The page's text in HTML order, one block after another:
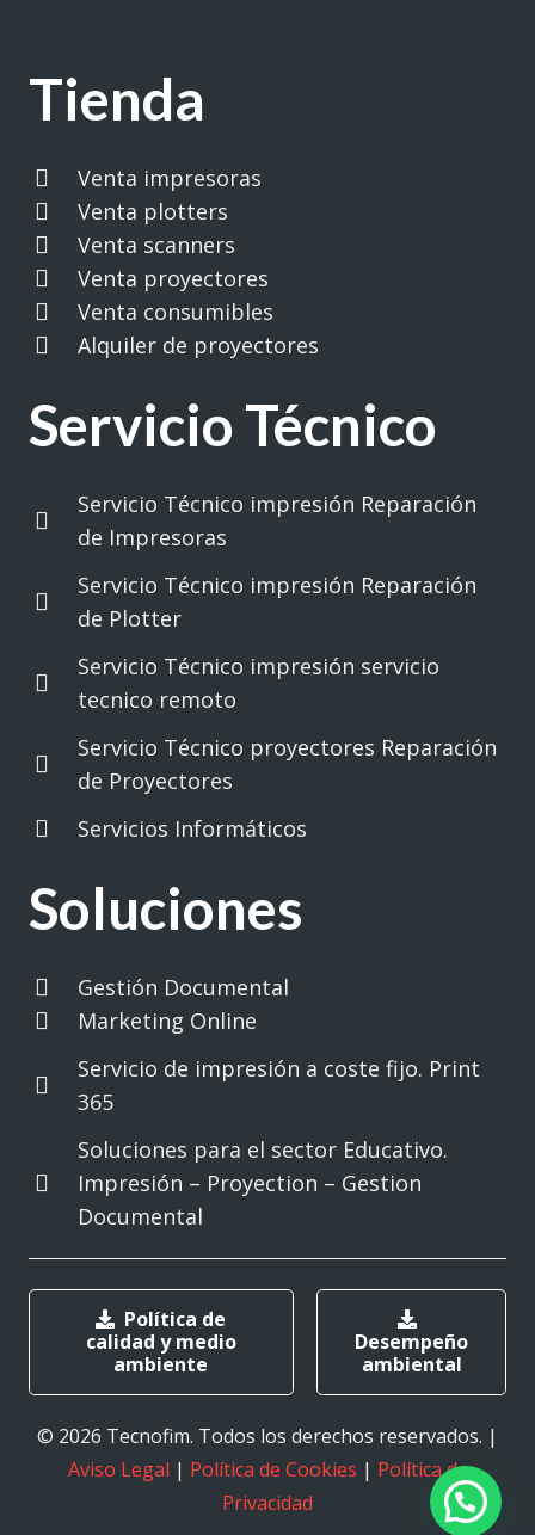
Tienda
Venta impresoras
Venta plotters
Venta scanners
Venta proyectores
Venta consumibles
Alquiler de proyectores
Servicio Técnico
Servicio Técnico impresión Reparación
de Impresoras
Servicio Técnico impresión Reparación
de Plotter
Servicio Técnico impresión servicio
tecnico remoto
Servicio Técnico proyectores Reparación
de Proyectores
Servicios Informáticos
Soluciones
Gestión Documental
Marketing Online
Servicio de impresión a coste fijo. Print
365
Soluciones para el sector Educativo.
Impresión – Proyection – Gestion
Documental
Política de
calidad y medio
ambiente
Desempeño
ambiental
© 2026 Tecnofim. Todos los derechos reservados. |
Aviso Legal | Política de Cookies | Política de
Privacidad